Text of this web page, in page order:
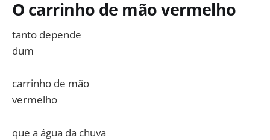
O carrinho de mão vermelho
tanto depende
dum
carrinho de mão
vermelho
que a água da chuva